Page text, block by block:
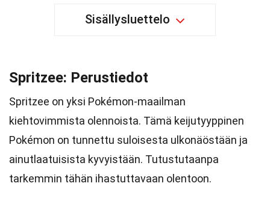
Sisällysluettelo
Spritzee: Perustiedot
Spritzee on yksi Pokémon-maailman
kiehtovimmista olennoista. Tämä keijutyyppinen
Pokémon on tunnettu suloisesta ulkonäöstään ja
ainutlaatuisista kyvyistään. Tutustutaanpa
tarkemmin tähän ihastuttavaan olentoon.